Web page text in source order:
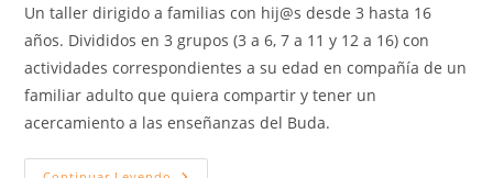
Un taller dirigido a familias con hij@s desde 3 hasta 16
años. Divididos en 3 grupos (3 a 6, 7 a 11 y 12 a 16) con
actividades correspondientes a su edad en compañía de un
familiar adulto que quiera compartir y tener un
acercamiento a las enseñanzas del Buda.